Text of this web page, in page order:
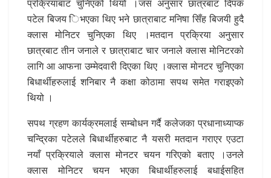
प्रक्रियाबाट चुनिएको थियो ।जस अनुसार छात्रबाट दिपक
पटेल बिजय िभएका थिए भने छात्राबाट मनिषा सिँह बिजयी हुदै
क्लास मोनिटर चुनिएका थिए ।मतदान प्रक्रिया अनुसार
छात्रबाट तीन जनाले र छात्राबाट चार जनाले क्लास मोनिटरको
लागि आ आफना उम्मेदवारी दिएका थिए ।क्लास मोनटर चुनिएका
बिधार्थीहरुलाई शनिबार नै कक्षा कोठामा सपथ समेत गराइएको
थियो ।
सपथ ग्रहण कार्यक्रमलाई सम्बोधन गर्दै कलेजका प्रधानाध्याप्क
चन्द्रिका पटेलले बिधार्थीहरुबाट नै यसरी मतदान गराएर एउटा
नयाँ प्रक्रियाले क्लास मोनटर चयन गरिएको बताए ।उनले
क्लास मोनिटर चयन भएका बिधार्थीहरुलाई बधाईसहित